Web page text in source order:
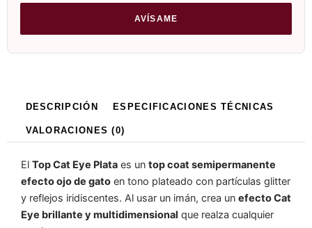
DESCRIPCIÓN ESPECIFICACIONES TÉCNICAS
VALORACIONES (0)
El Top Cat Eye Plata es un top coat semipermanente
efecto ojo de gato en tono plateado con partículas glitter
y reflejos iridiscentes. Al usar un imán, crea un efecto Cat
Eye brillante y multidimensional que realza cualquier